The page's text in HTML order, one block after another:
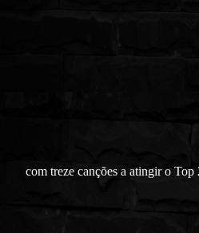
com treze canções a atingir o Top